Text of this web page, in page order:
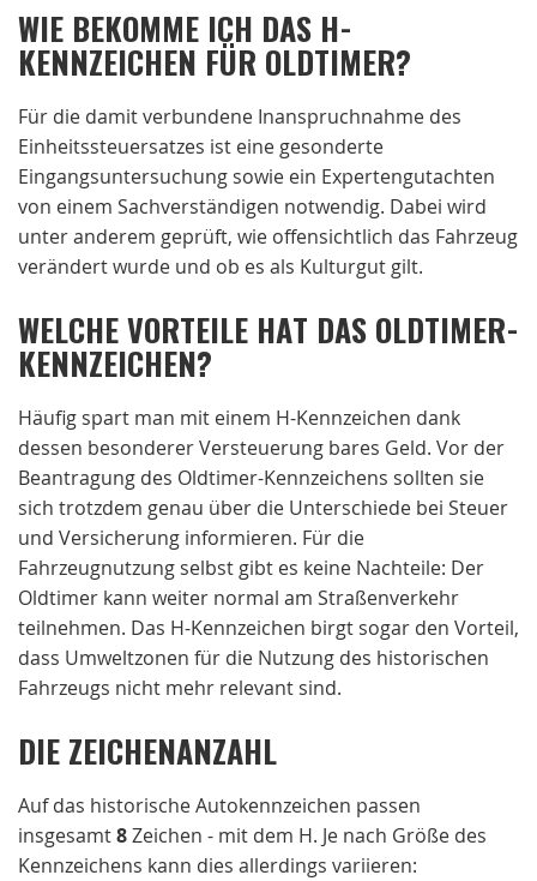
WIE BEKOMME ICH DAS H-
KENNZEICHEN FÜR OLDTIMER?
Für die damit verbundene Inanspruchnahme des
Einheitssteuersatzes ist eine gesonderte
Eingangsuntersuchung sowie ein Expertengutachten
von einem Sachverständigen notwendig. Dabei wird
unter anderem geprüft, wie offensichtlich das Fahrzeug
verändert wurde und ob es als Kulturgut gilt.
WELCHE VORTEILE HAT DAS OLDTIMER-
KENNZEICHEN?
Häufig spart man mit einem H-Kennzeichen dank
dessen besonderer Versteuerung bares Geld. Vor der
Beantragung des Oldtimer-Kennzeichens sollten sie
sich trotzdem genau über die Unterschiede bei Steuer
und Versicherung informieren. Für die
Fahrzeugnutzung selbst gibt es keine Nachteile: Der
Oldtimer kann weiter normal am Straßenverkehr
teilnehmen. Das H-Kennzeichen birgt sogar den Vorteil,
dass Umweltzonen für die Nutzung des historischen
Fahrzeugs nicht mehr relevant sind.
DIE ZEICHENANZAHL
Auf das historische Autokennzeichen passen
insgesamt8Zeichen - mit dem H. Je nach Größe des
Kennzeichens kann dies allerdings variieren: